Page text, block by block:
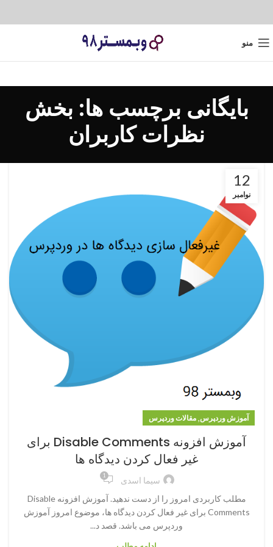
منو
بایگانی برچسب ها: بخش
نظرات کاربران
12
نوامبر
آموزش وردپرس, مقالات وردپرس
آموزش افزونه Disable Comments برای
غیر فعال کردن دیدگاه ها
سیما اسدی 1
مطلب کاربردی امروز را از دست ندهید. آموزش افزونه Disable
Comments برای غیر فعال کردن دیدگاه ها، موضوع امروز آموزش
وردپرس می باشد. قصد د...